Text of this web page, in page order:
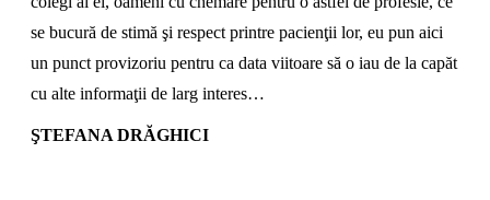
se bucură de stimă şi respect printre pacienţii lor, eu pun aici
un punct provizoriu pentru ca data viitoare să o iau de la capăt
cu alte informaţii de larg interes…
ŞTEFANA DRĂGHICI